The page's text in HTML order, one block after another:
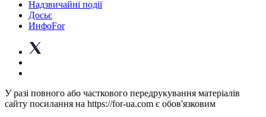
Надзвичайні події
Досьє
ИнфоFor
У разі повного або часткового передрукування матеріалів
сайту посилання на https://for-ua.com є обов'язковим